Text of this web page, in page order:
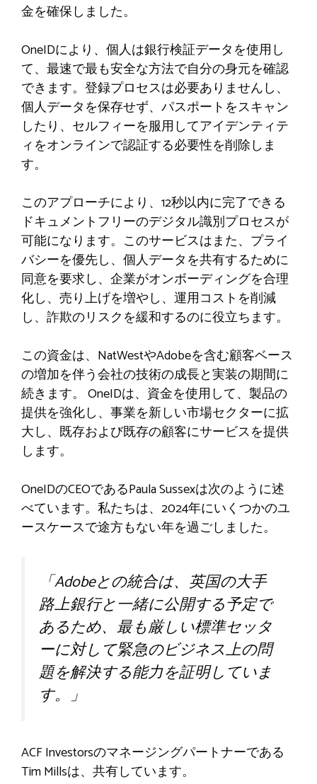
金を確保しました。
OneIDにより、個人は銀行検証データを使用し
て、最速で最も安全な方法で自分の身元を確認
できます。登録プロセスは必要ありませんし、
個人データを保存せず、パスポートをスキャン
したり、セルフィーを服用してアイデンティテ
ィをオンラインで認証する必要性を削除しま
す。
このアプローチにより、12秒以内に完了できる
ドキュメントフリーのデジタル識別プロセスが
可能になります。このサービスはまた、プライ
バシーを優先し、個人データを共有するために
同意を要求し、企業がオンボーディングを合理
化し、売り上げを増やし、運用コストを削減
し、詐欺のリスクを緩和するのに役立ちます。
この資金は、NatWestやAdobeを含む顧客ベース
の増加を伴う会社の技術の成長と実装の期間に
続きます。 OneIDは、資金を使用して、製品の
提供を強化し、事業を新しい市場セクターに拡
大し、既存および既存の顧客にサービスを提供
します。
OneIDのCEOであるPaula Sussexは次のように述
べています。私たちは、2024年にいくつかのユ
ースケースで途方もない年を過ごしました。
「Adobeとの統合は、英国の大手
路上銀行と一緒に公開する予定で
あるため、最も厳しい標準セッタ
ーに対して緊急のビジネス上の問
題を解決する能力を証明していま
す。」
ACF Investorsのマネージングパートナーである
Tim Millsは、共有しています。